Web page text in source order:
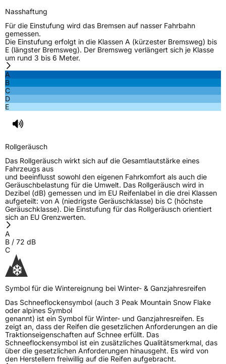
Nasshaftung
Für die Einstufung wird das Bremsen auf nasser Fahrbahn
gemessen.
Die Einstufung erfolgt in die Klassen A (kürzester Bremsweg) bis
E (längster Bremsweg). Der Bremsweg verlängert sich je Klasse
um rund 3 bis 6 Meter.
A
B
C
D
E
Rollgeräusch
Das Rollgeräusch wirkt sich auf die Gesamtlautstärke eines
Fahrzeugs aus
und beeinflusst sowohl den eigenen Fahrkomfort als auch die
Geräuschbelastung für die Umwelt. Das Rollgeräusch wird in
Dezibel (dB) gemessen und im EU Reifenlabel in die drei Klassen
aufgeteilt: von A (niedrigste Geräuschklasse) bis C (höchste
Geräuschklasse). Die Einstufung für das Rollgeräusch orientiert
sich an EU Grenzwerten.
A
B / 72 dB
C
Symbol für die Wintereignung bei Winter- & Ganzjahresreifen
Das Schneeflockensymbol (auch 3 Peak Mountain Snow Flake
oder alpines Symbol
genannt) ist ein Symbol für Winter- und Ganzjahresreifen. Es
zeigt an, dass der Reifen die gesetzlichen Anforderungen an die
Traktionseigenschaften auf Schnee erfüllt. Das
Schneeflockensymbol ist ein zusätzliches Qualitätsmerkmal, das
über die gesetzlichen Anforderungen hinausgeht. Es wird von
den Herstellern freiwillig auf die Reifen aufgebracht.